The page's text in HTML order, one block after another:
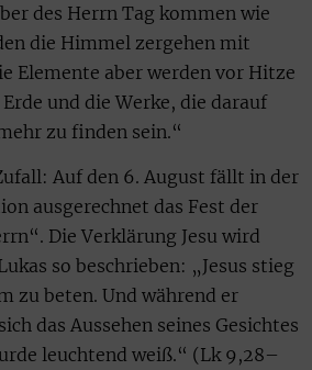
des Herrn Tag kommen wie
die Himmel zergehen mit
Elemente aber werden vor Hitze
und die Werke, die darauf
zu finden sein.“
Auf den 6. August fällt in der
ausgerechnet das Fest der
Die Verklärung Jesu wird
so beschrieben: „Jesus stieg
zu beten. Und während er
das Aussehen seines Gesichtes
leuchtend weiß.“ (Lk 9,28–